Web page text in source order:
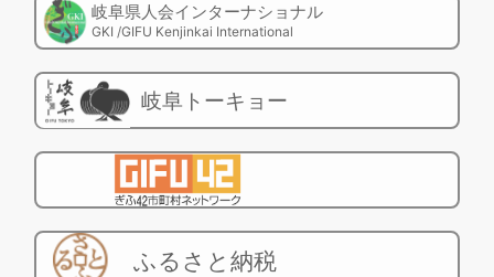
岐阜県人会インターナショナル
GKI /GIFU Kenjinkai International
岐阜トーキョー
ふるさと納税